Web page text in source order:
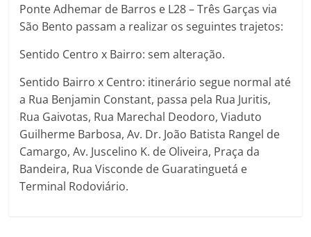
Ponte Adhemar de Barros e L28 – Três Garças via
São Bento passam a realizar os seguintes trajetos:
Sentido Centro x Bairro: sem alteração.
Sentido Bairro x Centro: itinerário segue normal até
a Rua Benjamin Constant, passa pela Rua Juritis,
Rua Gaivotas, Rua Marechal Deodoro, Viaduto
Guilherme Barbosa, Av. Dr. João Batista Rangel de
Camargo, Av. Juscelino K. de Oliveira, Praça da
Bandeira, Rua Visconde de Guaratinguetá e
Terminal Rodoviário.